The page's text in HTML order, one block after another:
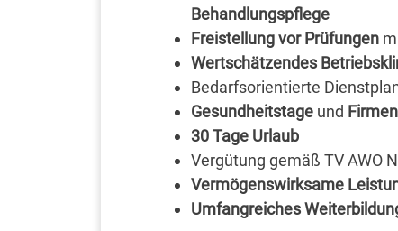
Behandlungspflege
Freistellung vor Prüfungen
Wertschätzendes
Bedarfsorientierte
Gesundheitstage und
30 Tage Urlaub
Vergütung gemäß TV AWO
Vermögenswirksame
Umfangreiches